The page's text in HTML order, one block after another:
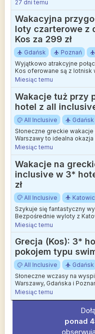
27 dni temu
Wakacyjna
loty czarterowe z
Kos za 299 zł
Gdańsk Poznań
Wyjątkowo atrakcyjne
Kos oferowane są z lotnisk
Miesiąc temu
Wakacje tuż przy
hotel z all
All Inclusive Gdańsk
Słoneczne greckie
Warszawy to idealna
scenerii.
Miesiąc temu
Wakacje na
inclusive w 3*
zł
All Inclusive
Szykuje się fantastyczny
Bezpośrednie wyloty z
Miesiąc temu
Grecja (Kos): 3*
pokojem typu
All Inclusive Gdańsk
Słoneczne wczasy na
Warszawy, Gdańska i
czerwcowy odpoczynek.
Miesiąc temu
ponad